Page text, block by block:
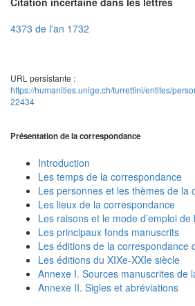
4373 de l'an 1732
URL persistante :
https://humanities.unige.ch/turrettini/entites/
22434
Présentation de la correspondance
Introduction
Les temps de la correspondance
Les personnes et les thèmes de la
Les lieux de la correspondance
Les raisons et le mode d’emploi de
Les principaux fonds manuscrits
Les éditions de la correspondance
Les éditions du XIXe-XXIe siècle
Annexe I. Sources manuscrites de
Annexe II. Sigles et abréviations